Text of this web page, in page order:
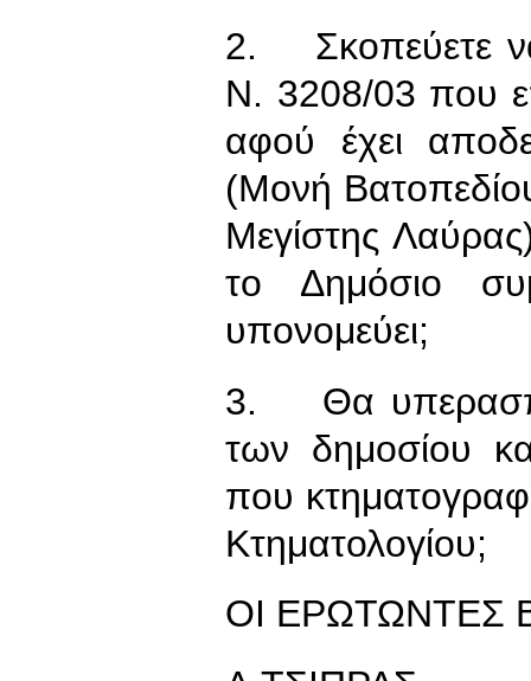
2. Σκοπεύετε
Ν. 3208/03 που
αφού έχει
(Μονή
Μεγίστης
το Δημόσιο
υπονομεύει;
3. Θα
των δημοσίου
που
Κτηματολογίου;
ΟΙ ΕΡΩΤΩΝΤΕΣ